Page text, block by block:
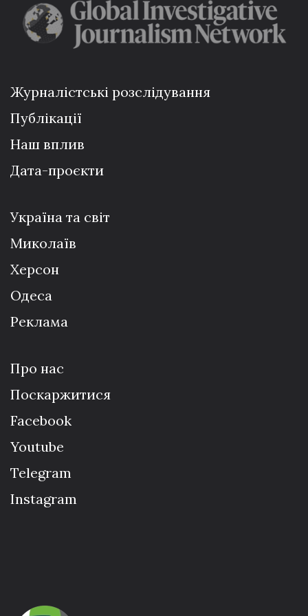
Журналістські розслідування
Публікації
Наш вплив
Дата-проєкти
Україна та світ
Миколаїв
Херсон
Одеса
Реклама
Про нас
Поскаржитися
Facebook
Youtube
Telegram
Instagram